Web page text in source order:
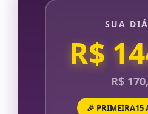
SUA
R$
R$
🎉 PRIMEIRA15